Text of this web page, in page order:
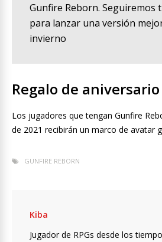
Gunfire Reborn. Seguiremos
para lanzar una versión
invierno
Regalo de aniversario
Los jugadores que tengan Gunfire
de 2021 recibirán un marco de avatar
GUNFIRE REBORN
Kiba
Jugador de RPGs desde los